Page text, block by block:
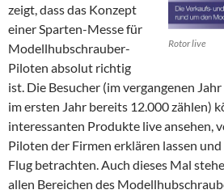
Rotor live
zeigt, dass das Konzept
einer Sparten-Messe für
Modellhubschrauber-
Piloten absolut richtig
ist. Die Besucher (im vergangenen
im ersten Jahr bereits 12.000 zählen)
interessanten Produkte live ansehen,
Piloten der Firmen erklären lassen
Flug betrachten. Auch dieses Mal
allen Bereichen des